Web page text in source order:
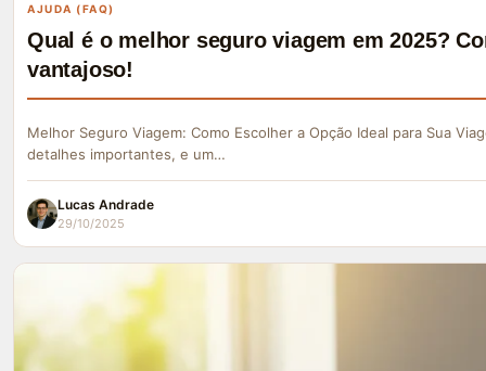
AJUDA (FAQ)
Qual é o melhor seguro viagem em 2025?
vantajoso!
Melhor Seguro Viagem: Como Escolher a Opção Ideal para Sua
detalhes importantes, e um…
Lucas Andrade
29/10/2025